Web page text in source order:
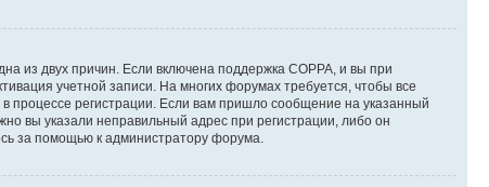
из двух причин. Если включена поддержка COPPA, и вы при
учетной записи. На многих форумах требуется, чтобы все
процессе регистрации. Если вам пришло сообщение на указанный
вы указали неправильный адрес при регистрации, либо он
за помощью к администратору форума.